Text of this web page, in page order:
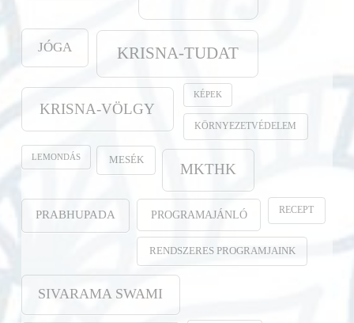
JÓGA KRISNA-TUDAT
KRISNA-VÖLGY
KÉPEK
KÖRNYEZETVÉDELEM
LEMONDÁS MESÉK
MKTHK
PRABHUPADA PROGRAMAJÁNLÓ RECEPT
RENDSZERES PROGRAMJAINK
SIVARAMA SWAMI